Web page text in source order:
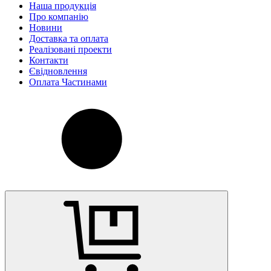
Наша продукція
Про компанію
Новини
Доставка та оплата
Реалізовані проекти
Контакти
Євідновлення
Оплата Частинами